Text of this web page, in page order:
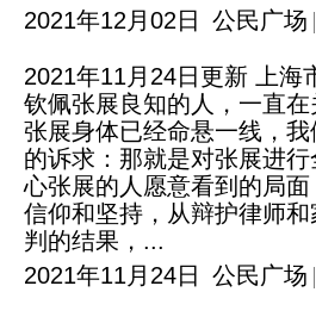
2021年12月02日
公民广场
2021年11月24日更新 上海
钦佩张展良知的人，一直
张展身体已经命悬一线，
的诉求：那就是对张展进
心张展的人愿意看到的局
信仰和坚持，从辩护律师
判的结果，...
2021年11月24日
公民广场